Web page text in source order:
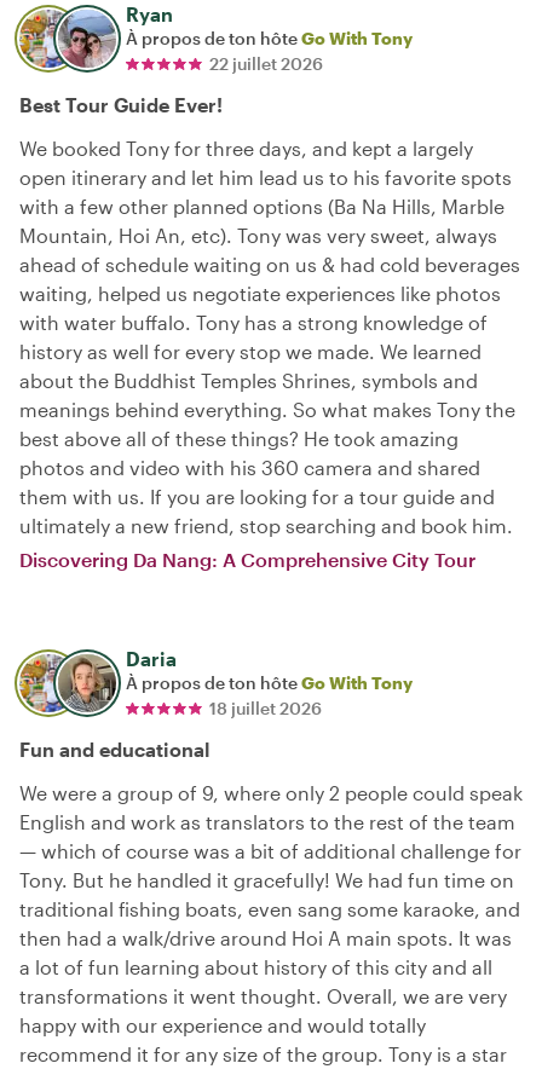
Ryan
À propos de ton hôteGo With Tony
22 juillet 2026
Best Tour Guide Ever!
We booked Tony for three days, and kept a largely
open itinerary and let him lead us to his favorite spots
with a few other planned options (Ba Na Hills, Marble
Mountain, Hoi An, etc). Tony was very sweet, always
ahead of schedule waiting on us & had cold beverages
waiting, helped us negotiate experiences like photos
with water buffalo. Tony has a strong knowledge of
history as well for every stop we made. We learned
about the Buddhist Temples Shrines, symbols and
meanings behind everything. So what makes Tony the
best above all of these things? He took amazing
photos and video with his 360 camera and shared
them with us. If you are looking for a tour guide and
ultimately a new friend, stop searching and book him.
Discovering Da Nang: A Comprehensive City Tour
Daria
À propos de ton hôteGo With Tony
18 juillet 2026
Fun and educational
We were a group of 9, where only 2 people could speak
English and work as translators to the rest of the team
— which of course was a bit of additional challenge for
Tony. But he handled it gracefully! We had fun time on
traditional fishing boats, even sang some karaoke, and
then had a walk/drive around Hoi A main spots. It was
a lot of fun learning about history of this city and all
transformations it went thought. Overall, we are very
happy with our experience and would totally
recommend it for any size of the group. Tony is a star